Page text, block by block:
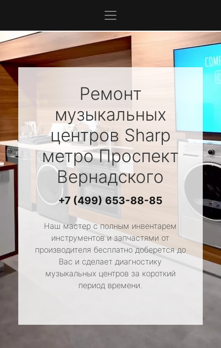
Ремонт
музыкальных
центров Sharp
метро Проспект
Вернадского
+7 (499) 653-88-85
Наш мастер с полным инвентарем
инструментов и запчастями от
производителя бесплатно доберется до
Вас и сделает диагностику
музыкальных центров за короткий
период времени.